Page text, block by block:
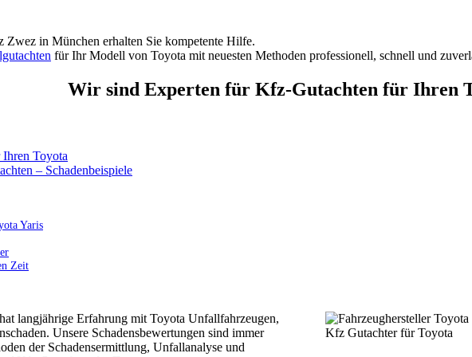
in München erhalten Sie kompetente Hilfe.
für Ihr Modell von Toyota mit neuesten Methoden professionell, schnell und
Wir sind Experten für Kfz-Gutachten für Ihren
Toyota
– Schadenbeispiele
Yaris
Zeit
langjährige Erfahrung mit Toyota Unfallfahrzeugen,
Unsere Schadensbewertungen sind immer
der Schadensermittlung, Unfallanalyse und
Kfz Gutachter für Toyota